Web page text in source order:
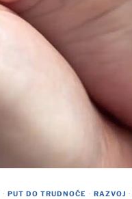
· PUT DO TRUDNOĆE · RAZVOJ ·